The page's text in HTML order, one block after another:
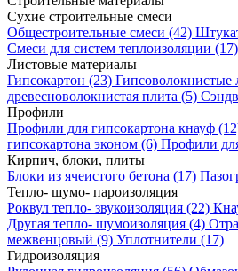
Сухие строительные смеси
Общестроительные смеси (42)
Смеси для систем теплоизоляции (17)
Листовые материалы
Гипсокартон (23) Гипсоволокнистые
древесноволокнистая плита (5)
Профили
Профили для гипсокартона кнауф
гипсокартона эконом (6) Профили
Кирпич, блоки, плиты
Блоки из ячеистого бетона (17)
Тепло- шумо- пароизоляция
Роквул тепло- звукоизоляция (22)
Другая тепло- шумоизоляция (4)
межвенцовый (9) Уплотнители (17)
Гидроизоляция